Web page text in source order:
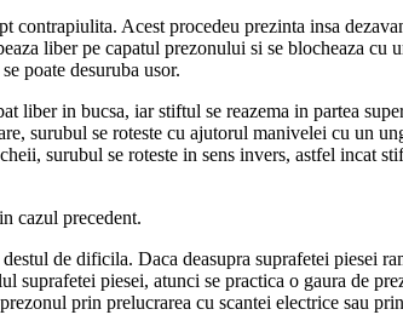
Acest procedeu prezinta insa
liber pe capatul prezonului si se blocheaza cu
poate desuruba usor.
liber in bucsa, iar stiftul se reazema in partea
surubul se roteste cu ajutorul manivelei cu un
surubul se roteste in sens invers, astfel incat
cazul precedent.
de dificila. Daca deasupra suprafetei piesei
piesei, atunci se practica o gaura de
prin prelucrarea cu scantei electrice sau